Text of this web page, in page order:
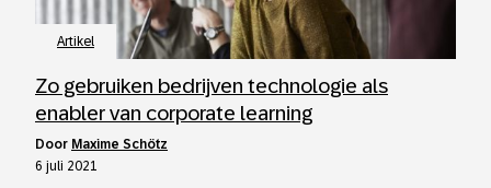
Artikel
Zo gebruiken bedrijven technologie als
enabler van corporate learning
door Maxime Schötz
6 juli 2021